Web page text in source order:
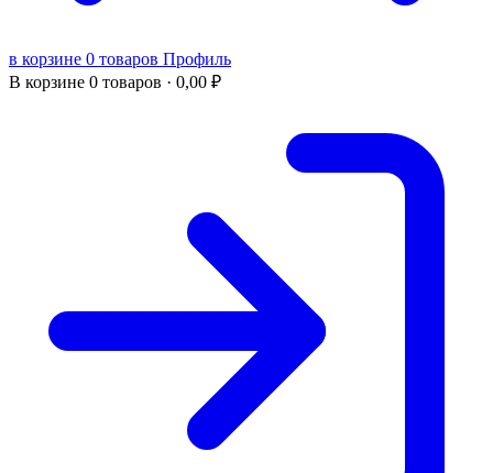
в корзине 0 товаров Профиль
В корзине 0 товаров · 0,00 ₽